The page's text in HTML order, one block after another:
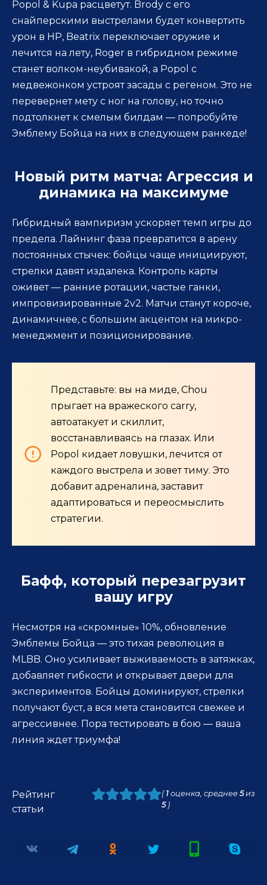
Popol & Kupa расцветут. Brody с его
снайперскими выстрелами будет конвертить
урон в HP, Beatrix переключает оружие и
лечится на лету, Roger в гибридном режиме
станет волком-неубивакой, а Popol с
медвежонком устроят засады с регеном. Это не
перевернет мету с ног на голову, но точно
подтолкнет к смелым билдам — попробуйте
Эмблему Бойца на них в следующем ранкеде!
Новый ритм матча: Агрессия и
динамика на максимуме
Гибридный вампиризм ускоряет темп игры до
предела. Лайнинг фаза превратится в арену
постоянных стычек: бойцы чаще инициируют,
стрелки давят издалека. Контроль карты
оживет — ранние ротации, частые ганки,
импровизированные 2v2. Матчи станут короче,
динамичнее, с большим акцентом на микро-
менеджмент и позиционирование.
Представьте: вы на миде, Chou
прыгает на вражеского carry,
автоатакует и скиллит,
восстанавливаясь на глазах. Или
Popol кидает ловушки, лечится от
каждого выстрела и зовет тиму. Это
добавит адреналина, заставит
адаптироваться и переосмыслить
стратегии.
Бафф, который перезагрузит
вашу игру
Несмотря на «скромные» 10%, обновление
Эмблемы Бойца — это тихая революция в
MLBB. Оно усиливает выживаемость в затяжках,
добавляет гибкости и открывает двери для
экспериментов. Бойцы доминируют, стрелки
получают буст, а вся мета становится свежее и
агрессивнее. Пора тестировать в бою — ваша
линия ждет триумфа!
Рейтинг
статьи
( 1оценка, среднее 5из
5)